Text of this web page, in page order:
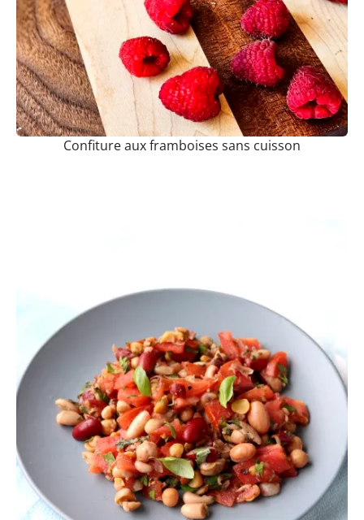
Confiture aux framboises sans cuisson